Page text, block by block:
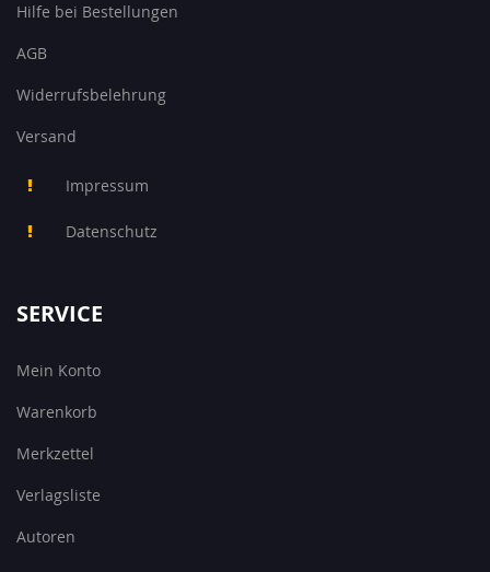
Hilfe bei Bestellungen
AGB
Widerrufsbelehrung
Versand
Impressum
Datenschutz
SERVICE
Mein Konto
Warenkorb
Merkzettel
Verlagsliste
Autoren